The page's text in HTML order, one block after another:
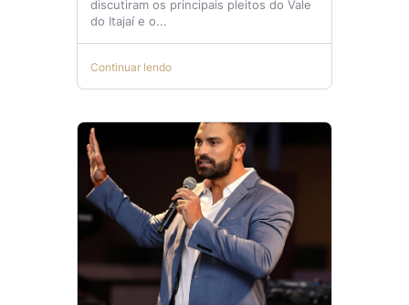
discutiram os principais pleitos do Vale
do Itajaí e o...
Continuar lendo